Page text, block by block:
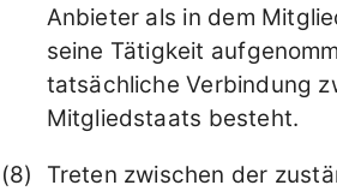
Anbieter als in dem
seine Tätigkeit
tatsächliche Verbindung
Mitgliedstaats besteht.
Treten zwischen der